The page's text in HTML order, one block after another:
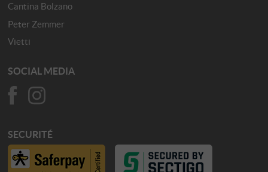
Cantina Bolzano
Peter Zemmer
Vietti
SOCIAL MEDIA
SECURITÉ